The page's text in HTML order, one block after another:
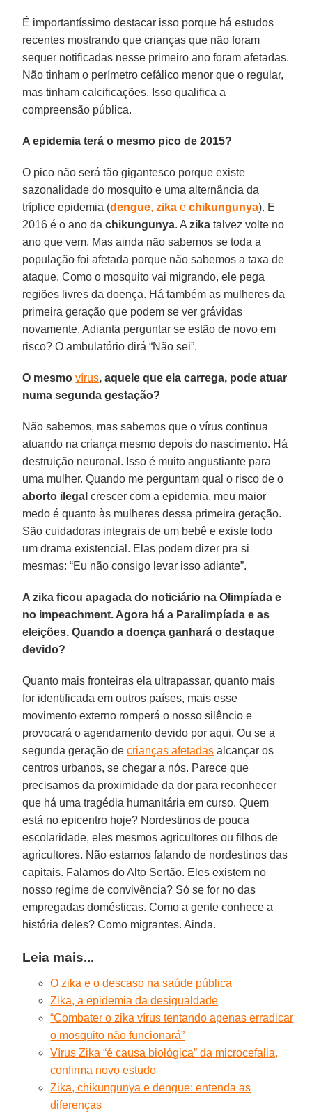
É importantíssimo destacar isso porque há estudos
recentes mostrando que crianças que não foram
sequer notificadas nesse primeiro ano foram afetadas.
Não tinham o perímetro cefálico menor que o regular,
mas tinham calcificações. Isso qualifica a
compreensão pública.
A epidemia terá o mesmo pico de 2015?
O pico não será tão gigantesco porque existe
sazonalidade do mosquito e uma alternância da
tríplice epidemia (dengue,zika echikungunya). E
2016 é o ano dachikungunya. Azika talvez volte no
ano que vem. Mas ainda não sabemos se toda a
população foi afetada porque não sabemos a taxa de
ataque. Como o mosquito vai migrando, ele pega
regiões livres da doença. Há também as mulheres da
primeira geração que podem se ver grávidas
novamente. Adianta perguntar se estão de novo em
risco? O ambulatório dirá “Não sei”.
O mesmovírus, aquele que ela carrega, pode atuar
numa segunda gestação?
Não sabemos, mas sabemos que o vírus continua
atuando na criança mesmo depois do nascimento. Há
destruição neuronal. Isso é muito angustiante para
uma mulher. Quando me perguntam qual o risco de o
aborto ilegal crescer com a epidemia, meu maior
medo é quanto às mulheres dessa primeira geração.
São cuidadoras integrais de um bebê e existe todo
um drama existencial. Elas podem dizer pra si
mesmas: “Eu não consigo levar isso adiante”.
A zika ficou apagada do noticiário na Olimpíada e
no impeachment. Agora há a Paralimpíada e as
eleições. Quando a doença ganhará o destaque
devido?
Quanto mais fronteiras ela ultrapassar, quanto mais
for identificada em outros países, mais esse
movimento externo romperá o nosso silêncio e
provocará o agendamento devido por aqui. Ou se a
segunda geração decrianças afetadas alcançar os
centros urbanos, se chegar a nós. Parece que
precisamos da proximidade da dor para reconhecer
que há uma tragédia humanitária em curso. Quem
está no epicentro hoje? Nordestinos de pouca
escolaridade, eles mesmos agricultores ou filhos de
agricultores. Não estamos falando de nordestinos das
capitais. Falamos do Alto Sertão. Eles existem no
nosso regime de convivência? Só se for no das
empregadas domésticas. Como a gente conhece a
história deles? Como migrantes. Ainda.
Leia mais...
O zika e o descaso na saúde pública
Zika, a epidemia da desigualdade
“Combater o zika vírus tentando apenas erradicar
o mosquito não funcionará”
Vírus Zika “é causa biológica” da microcefalia,
confirma novo estudo
Zika, chikungunya e dengue: entenda as
diferenças